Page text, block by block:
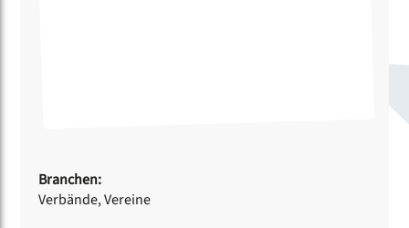
Branchen:
Verbände, Vereine